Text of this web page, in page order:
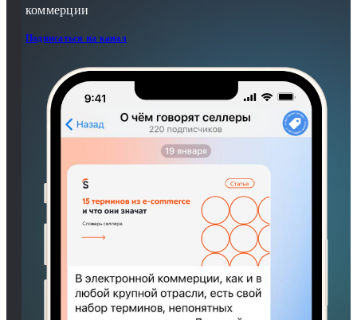
коммерции
Подписаться на канал